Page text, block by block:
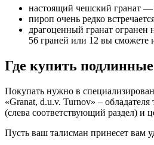
настоящий чешский гранат —
пироп очень редко
драгоценный гранат огранен
56 граней или 12 вы сможете
Где купить
Покупать нужно в
«Granat, d.u.v. Turnov» –
(слева соответствующий раздел) и
Пусть ваш талисман принесет вам